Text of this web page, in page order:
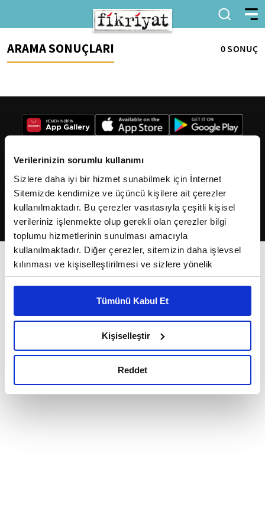
Verilerinizin sorumlu kullanımı
Sizlere daha iyi bir hizmet sunabilmek için İnternet
Sitemizde kendimize ve üçüncü kişilere ait çerezler
kullanılmaktadır. Bu çerezler vasıtasıyla çeşitli kişisel
verileriniz işlenmekte olup gerekli olan çerezler bilgi
toplumu hizmetlerinin sunulması amacıyla
kullanılmaktadır. Diğer çerezler, sitemizin daha işlevsel
kılınması ve kişiselleştirilmesi ve sizlere yönelik
reklam/pazarlama faaliyetlerinin yapılması, amaçlarıyla
Çerezlere ilişkin tercihlerinizi çerez paneli vasıtasıyla
belirleyebilirsiniz. Çerezlere ilişkin detaylı bilgi için
Ayarlar butonuna tıklayabilir,Çerez Bilgilendirme
Metnimizi ziyaret edebilirsiniz.
okumak ve sitemizi ziyaretiniz kapsamında
Tümünü Kabul Et
Kişiselleştir
Reddet
ARAMA SONUÇLARI 0 SONUÇ
2026Fikriyat. Tüm hakları saklıdır.